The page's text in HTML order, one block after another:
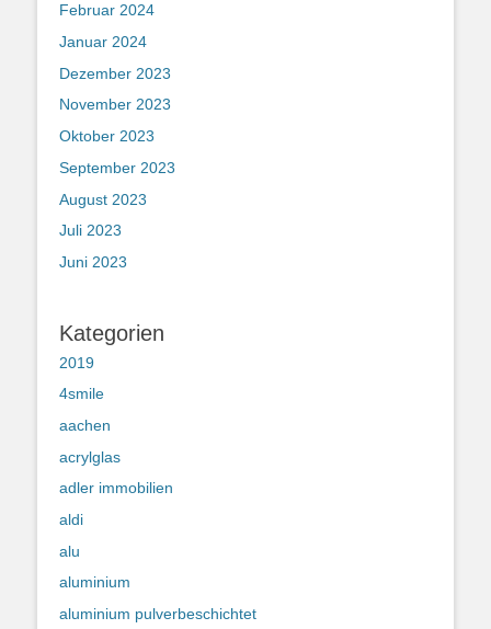
Februar 2024
Januar 2024
Dezember 2023
November 2023
Oktober 2023
September 2023
August 2023
Juli 2023
Juni 2023
Kategorien
2019
4smile
aachen
acrylglas
adler immobilien
aldi
alu
aluminium
aluminium pulverbeschichtet